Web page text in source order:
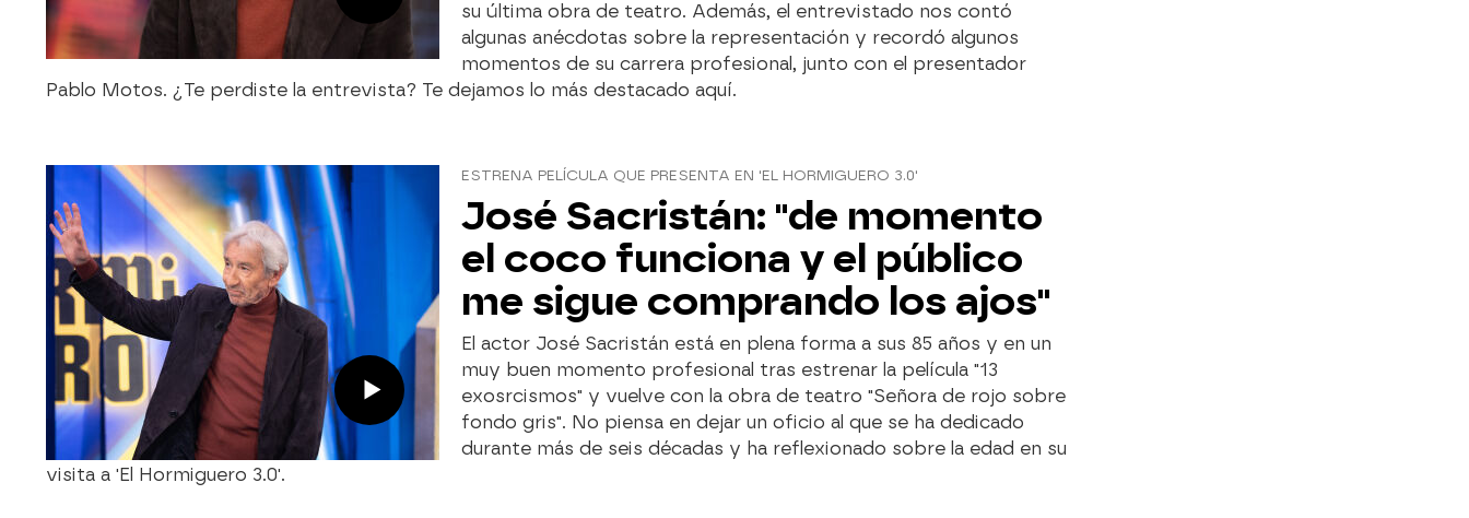
su última obra de teatro. Además, el entrevistado nos contó
algunas anécdotas sobre la representación y recordó algunos
momentos de su carrera profesional, junto con el presentador
Pablo Motos. ¿Te perdiste la entrevista? Te dejamos lo más destacado aquí.
ESTRENA PELÍCULA QUE PRESENTA EN 'EL HORMIGUERO 3.0'
José Sacristán: "de momento
el coco funciona y el público
me sigue comprando los ajos"
El actor José Sacristán está en plena forma a sus 85 años y en un
muy buen momento profesional tras estrenar la película "13
exosrcismos" y vuelve con la obra de teatro "Señora de rojo sobre
fondo gris". No piensa en dejar un oficio al que se ha dedicado
durante más de seis décadas y ha reflexionado sobre la edad en su
visita a 'El Hormiguero 3.0'.